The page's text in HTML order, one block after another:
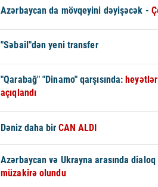
Azərbaycan da mövqeyini dəyişəcək -
"Səbail"dən yeni transfer
"Qarabağ" "Dinamo" qarşısında:heyətlər
açıqlandı
Dəniz daha birCAN ALDI
Azərbaycan və Ukrayna arasında dialoq
müzakirə olundu